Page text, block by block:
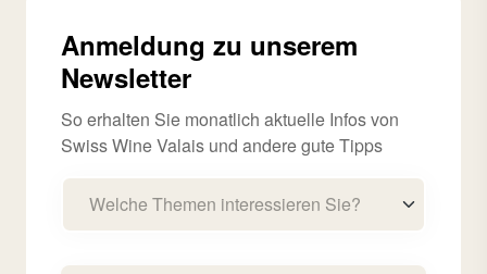
Anmeldung zu unserem
Newsletter
So erhalten Sie monatlich aktuelle Infos von
Swiss Wine Valais und andere gute Tipps
Welche Themen interessieren Sie?